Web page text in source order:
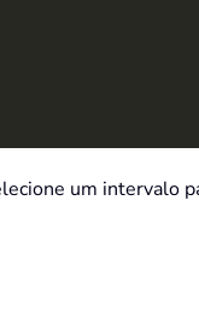
um intervalo